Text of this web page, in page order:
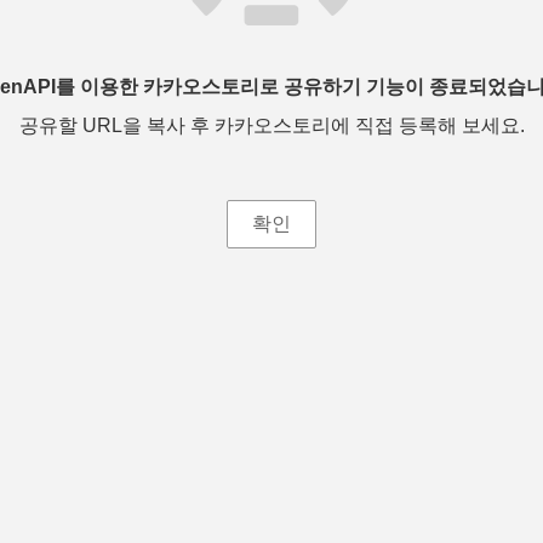
를 이용한 카카오스토리로 공유하기 기능이 종료되었습
공유할 URL을 복사 후 카카오스토리에 직접 등록해 보세요.
확인